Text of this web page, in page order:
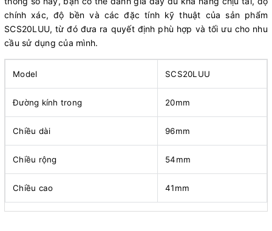
chính xác, độ bền và các đặc tính kỹ thuật của sản phẩm
SCS20LUU, từ đó đưa ra quyết định phù hợp và tối ưu cho nhu
cầu sử dụng của mình.
Model SCS20LUU
Đường kính trong 20mm
Chiều dài 96mm
Chiều rộng 54mm
Chiều cao 41mm